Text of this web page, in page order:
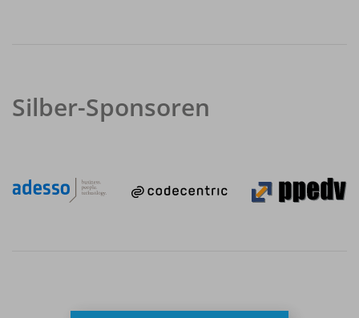
Silber-Sponsoren